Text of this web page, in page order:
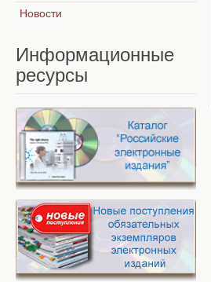
Новости
Информационные
ресурсы